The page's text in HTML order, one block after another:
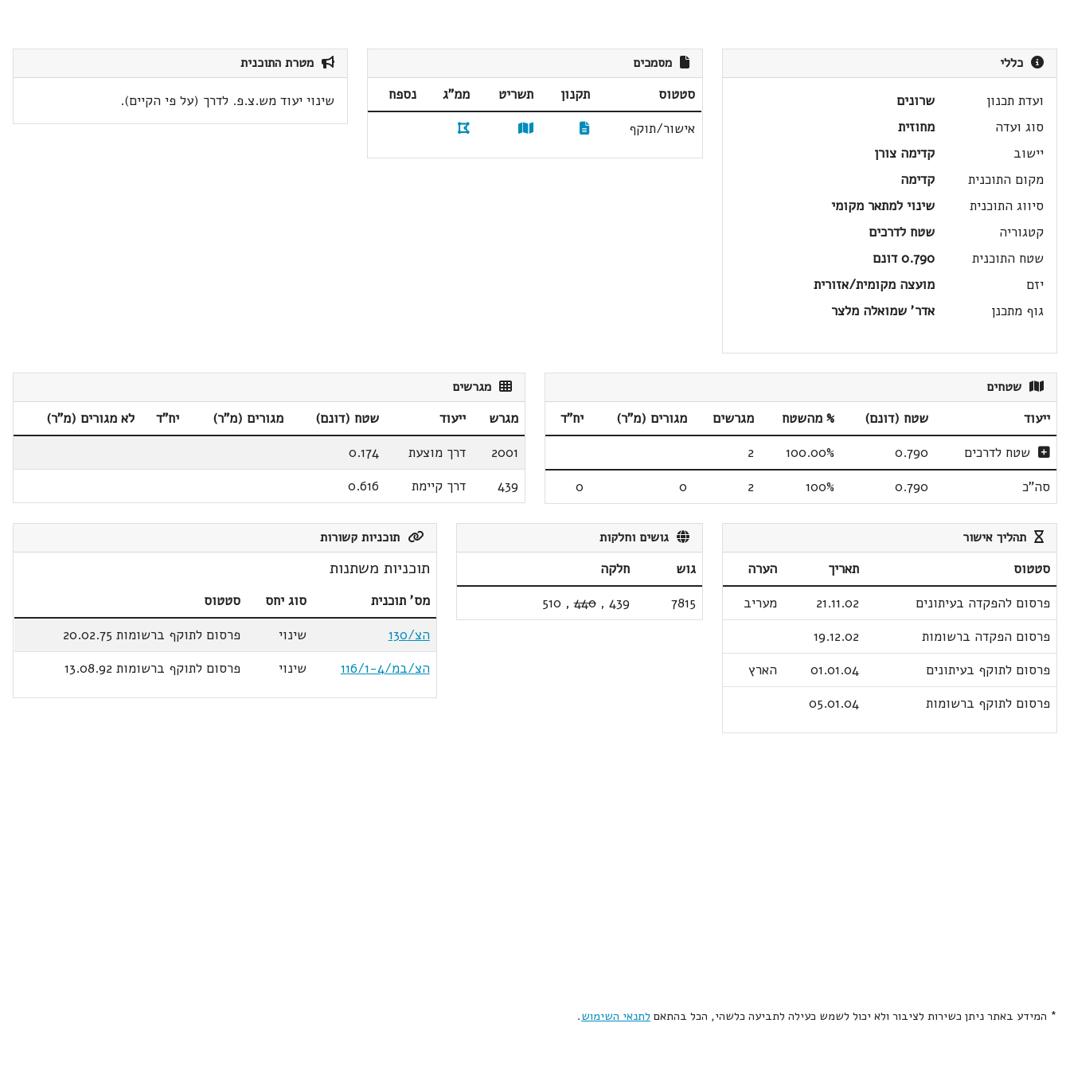
כללי
ועדת תכנון
שרונים
סוג ועדה
מחוזית
יישוב
קדימה צורן
מקום התוכנית
קדימה
סיווג התוכנית
שינוי למתאר מקומי
קטגוריה
שטח לדרכים
שטח התוכנית
0.790 דונם
יזם
מועצה מקומית/אזורית
גוף מתכנן
אדר' שמואלה מלצר
מסמכים
סטטוס תקנון תשריט ממ"ג
נספח
אישור/תוקף
מטרת התוכנית
שינוי יעוד מש.צ.פ. לדרך (על פי הקיים).
שטחים
ייעוד שטח (דונם) % מהשטח מגרשים מגורים (מ"ר)
יח"ד
שטח לדרכים
0.790
100.00%
2
סה"כ
0.790
100%
2
0
0
מגרשים
מגרש ייעוד שטח (דונם) מגורים (מ"ר) יח"ד
לא מגורים (מ"ר)
2001
דרך מוצעת
0.174
439
דרך קיימת 0.616
תהליך אישור
סטטוס תאריך
הערה
פרסום להפקדה בעיתונים
21.11.02
מעריב
פרסום הפקדה ברשומות
19.12.02
פרסום לתוקף בעיתונים
01.01.04
הארץ
פרסום לתוקף ברשומות
05.01.04
גושים וחלקות
גוש
חלקה
7815
439
,
440
,
510
תוכניות קשורות
תוכניות משתנות
מס' תוכנית סוג יחס
סטטוס
הצ/130
שינוי
פרסום לתוקף ברשומות 20.02.75
הצ/במ/116/1-4
שינוי פרסום לתוקף ברשומות 13.08.92
* המידע באתר ניתן כשירות לציבור ולא יכול לשמש כעילה לתביעה כלשהי, הכל בהתאם לתנאי השימוש.